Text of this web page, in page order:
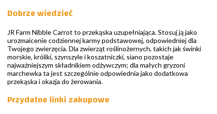
Dobrze wiedzieć
JR Farm Nibble Carrot to przekąska uzupełniająca. Stosuj ją jako
urozmaicenie codziennej karmy podstawowej, odpowiedniej dla
Twojego zwierzęcia. Dla zwierząt roślinożernych, takich jak świnki
morskie, króliki, szynszyle i koszatniczki, siano pozostaje
najważniejszym składnikiem odżywczym; dla małych gryzoni
marchewka ta jest szczególnie odpowiednia jako dodatkowa
przekąska i okazja do żerowania.
Przydatne linki zakupowe